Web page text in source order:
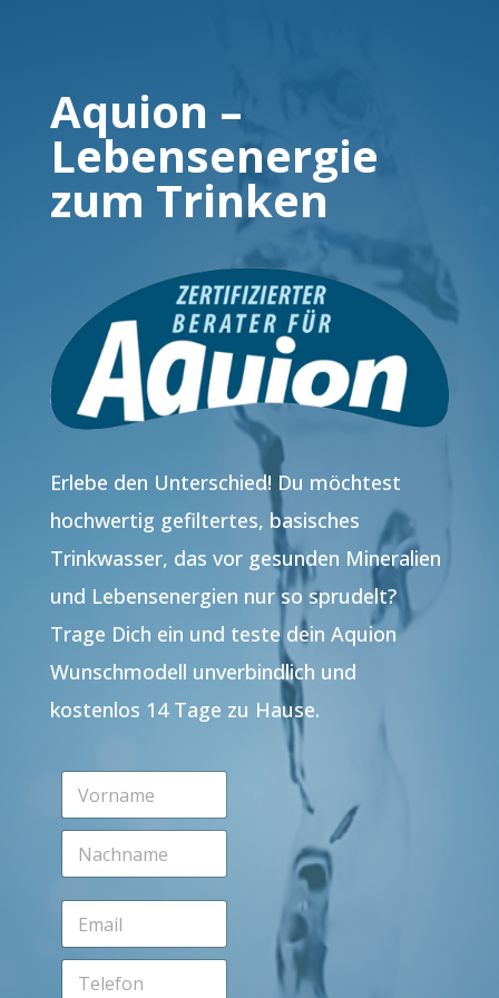
Aquion –
Lebensenergie
zum Trinken
Erlebe den Unterschied! Du möchtest
hochwertig gefiltertes, basisches
Trinkwasser, das vor gesunden Mineralien
und Lebensenergien nur so sprudelt?
Trage Dich ein und teste dein Aquion
Wunschmodell unverbindlich und
kostenlos 14 Tage zu Hause.
V
r
m
e
N
c
h
a
m
E
a
T